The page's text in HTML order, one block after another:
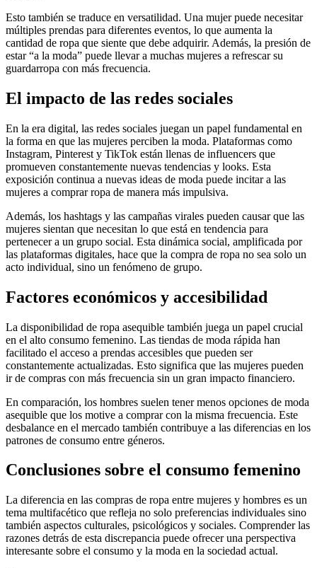
Esto también se traduce en versatilidad. Una mujer puede necesitar
múltiples prendas para diferentes eventos, lo que aumenta la
cantidad de ropa que siente que debe adquirir. Además, la presión de
estar “a la moda” puede llevar a muchas mujeres a refrescar su
guardarropa con más frecuencia.
El impacto de las redes sociales
En la era digital, las redes sociales juegan un papel fundamental en
la forma en que las mujeres perciben la moda. Plataformas como
Instagram, Pinterest y TikTok están llenas de influencers que
promueven constantemente nuevas tendencias y looks. Esta
exposición continua a nuevas ideas de moda puede incitar a las
mujeres a comprar ropa de manera más impulsiva.
Además, los hashtags y las campañas virales pueden causar que las
mujeres sientan que necesitan lo que está en tendencia para
pertenecer a un grupo social. Esta dinámica social, amplificada por
las plataformas digitales, hace que la compra de ropa no sea solo un
acto individual, sino un fenómeno de grupo.
Factores económicos y accesibilidad
La disponibilidad de ropa asequible también juega un papel crucial
en el alto consumo femenino. Las tiendas de moda rápida han
facilitado el acceso a prendas accesibles que pueden ser
constantemente actualizadas. Esto significa que las mujeres pueden
ir de compras con más frecuencia sin un gran impacto financiero.
En comparación, los hombres suelen tener menos opciones de moda
asequible que los motive a comprar con la misma frecuencia. Este
desbalance en el mercado también contribuye a las diferencias en los
patrones de consumo entre géneros.
Conclusiones sobre el consumo femenino
La diferencia en las compras de ropa entre mujeres y hombres es un
tema multifacético que refleja no solo preferencias individuales sino
también aspectos culturales, psicológicos y sociales. Comprender las
razones detrás de esta discrepancia puede ofrecer una perspectiva
interesante sobre el consumo y la moda en la sociedad actual.